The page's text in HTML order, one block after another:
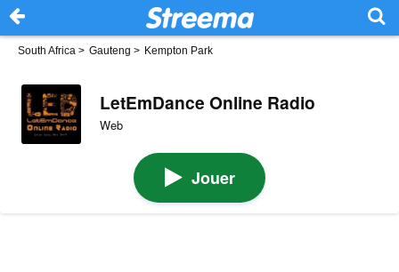
South Africa > Gauteng > Kempton Park
LetEmDance Online Radio
Web
Jouer